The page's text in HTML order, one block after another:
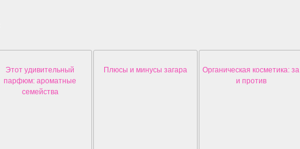
Этот удивительный
парфюм: ароматные
семейства
Плюсы и минусы загара
Органическая косметика: за
и против